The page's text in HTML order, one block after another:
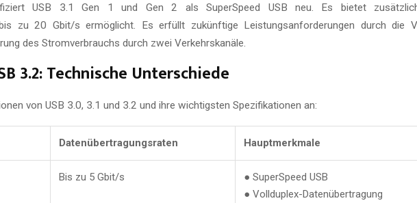
USB 3.1 Gen 1 und Gen 2 als SuperSpeed USB neu. Es bietet
zu 20 Gbit/s ermöglicht. Es erfüllt zukünftige Leistungsanforderungen durch die
des Stromverbrauchs durch zwei Verkehrskanäle.
3.2: Technische Unterschiede
von USB 3.0, 3.1 und 3.2 und ihre wichtigsten Spezifikationen an:
Datenübertragungsraten Hauptmerkmale
Bis zu 5 Gbit/s
● SuperSpeed USB
● Vollduplex-Datenübertragung